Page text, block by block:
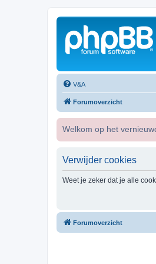
V&A
Forumoverzicht
Welkom op het
Verwijder cookies
Weet je zeker dat je alle
Forumoverzicht